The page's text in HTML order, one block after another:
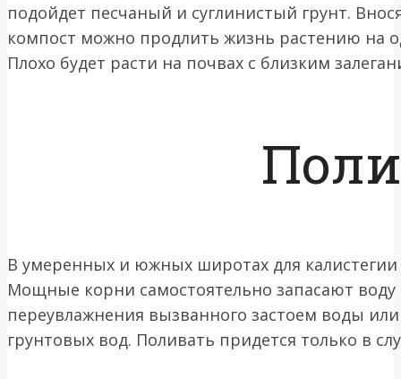
подойдет песчаный и суглинистый грунт.
компост можно продлить жизнь растению на
Плохо будет расти на почвах с близким
В умеренных и южных широтах для
Мощные корни самостоятельно запасают воду
переувлажнения вызванного застоем воды
грунтовых вод. Поливать придется только в